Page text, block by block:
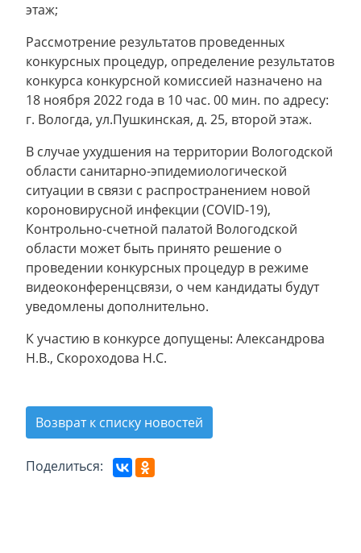
этаж;
Рассмотрение результатов проведенных
конкурсных процедур, определение результатов
конкурса конкурсной комиссией назначено на
18 ноября 2022 года в 10 час. 00 мин. по адресу:
г. Вологда, ул.Пушкинская, д. 25, второй этаж.
В случае ухудшения на территории Вологодской
области санитарно-эпидемиологической
ситуации в связи с распространением новой
короновирусной инфекции (COVID-19),
Контрольно-счетной палатой Вологодской
области может быть принято решение о
проведении конкурсных процедур в режиме
видеоконференцсвязи, о чем кандидаты будут
уведомлены дополнительно.
К участию в конкурсе допущены: Александрова
Н.В., Скороходова Н.С.
Возврат к списку новостей
Поделиться: